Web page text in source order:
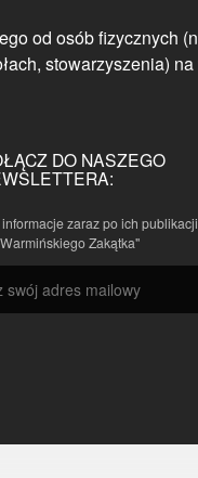
od osób fizycznych
stowarzyszenia)
DO NASZEGO
zaraz po ich
Zakątka"